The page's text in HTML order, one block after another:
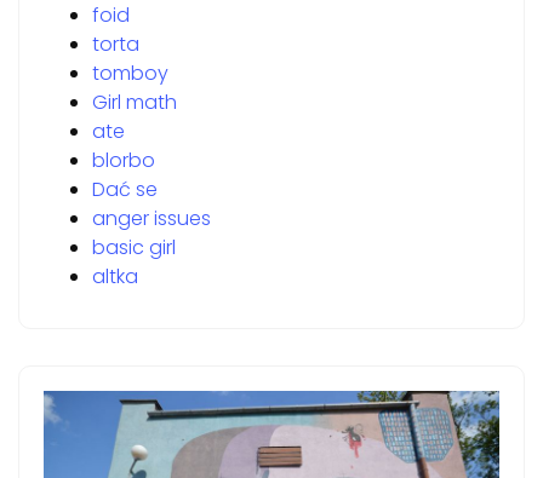
foid
torta
tomboy
Girl math
ate
blorbo
Dać se
anger issues
basic girl
altka